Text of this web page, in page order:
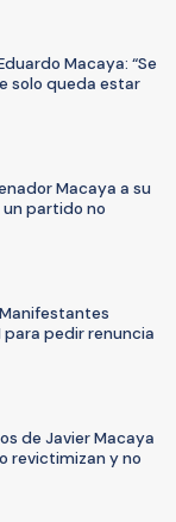
Macaya: “Se
solo queda estar
Macaya a su
partido no
para pedir renuncia
de Javier Macaya
revictimizan y no